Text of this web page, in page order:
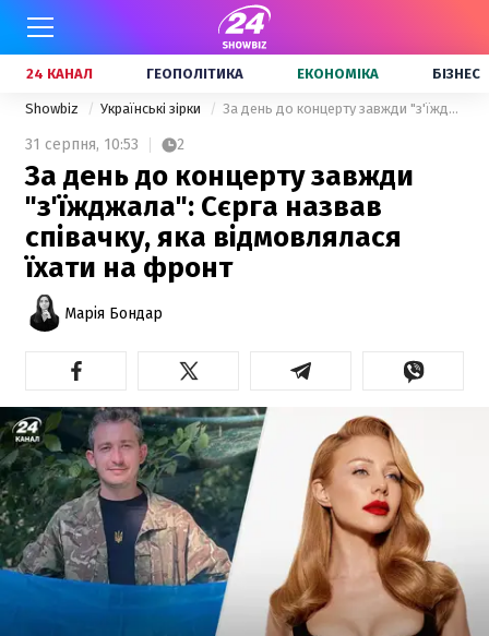
24 КАНАЛ ГЕОПОЛІТИКА ЕКОНОМІКА БІЗНЕС
Showbiz Українські зірки За день до концерту завжди "з'їжджала": Сєрга назвав співачку, яка відмовлялася їхати на фронт
31 серпня, 10:53 2
За день до концерту завжди
"з'їжджала": Сєрга назвав
співачку, яка відмовлялася
їхати на фронт
Марія Бондар